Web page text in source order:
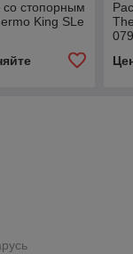
стопорным
King SLe